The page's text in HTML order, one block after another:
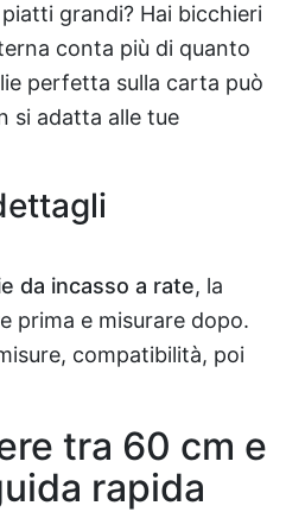
grandi? Hai bicchieri
conta più di quanto
perfetta sulla carta può
si adatta alle tue
da incasso a rate, la
prima e misurare dopo.
compatibilità, poi
tra 60 cm e
rapida